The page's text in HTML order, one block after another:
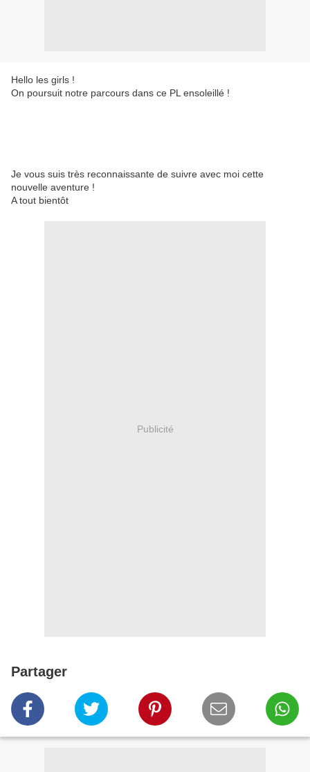
Hello les girls !
On poursuit notre parcours dans ce PL ensoleillé !
Je vous suis très reconnaissante de suivre avec moi cette
nouvelle aventure !
A tout bientôt
Publicité
Partager